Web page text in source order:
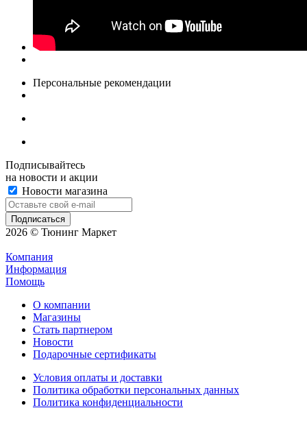
Персональные рекомендации
Подписывайтесь
на новости и акции
Новости магазина
2026 © Тюнинг Маркет
Компания
Информация
Помощь
О компании
Магазины
Стать партнером
Новости
Подарочные сертификаты
Условия оплаты и доставки
Политика обработки персональных данных
Политика конфиденциальности